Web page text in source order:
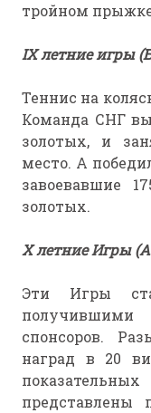
тройном
IX летние игры
Теннис на
Команда СНГ
золотых, и
место. А
завоевавшие
золотых.
Х летние Игры
Эти Игры
получившими
спонсоров.
наград в 20
представлены